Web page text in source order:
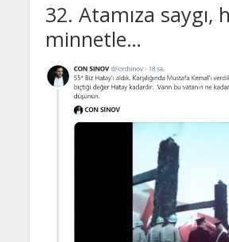
32. Atamıza saygı,
minnetle…